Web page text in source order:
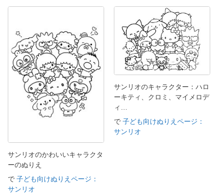
サンリオのかわいいキャラクタ
ーのぬりえ
で 子ども向けぬりえページ：
サンリオ
サンリオのキャラクター：ハロ
ーキティ、クロミ、マイメロデ
ィ…
で 子ども向けぬりえページ：
サンリオ